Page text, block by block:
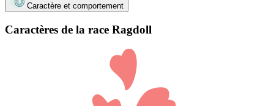
Caractère et comportement
Caractères de la race Ragdoll